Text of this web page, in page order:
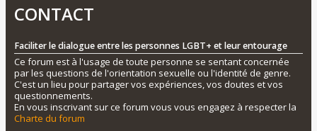
CONTACT
Faciliter le dialogue entre les personnes LGBT+ et leur entourage
Ce forum est à l'usage de toute personne se sentant concernée
par les questions de l'orientation sexuelle ou l'identité de genre.
C'est un lieu pour partager vos expériences, vos doutes et vos
questionnements.
En vous inscrivant sur ce forum vous vous engagez à respecter la
Charte du forum